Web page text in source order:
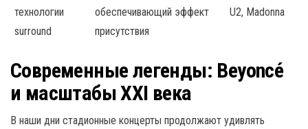
технологии
surround
обеспечивающий эффект
присутствия
U2, Madonna
Современные легенды: Beyoncé
и масштабы XXI века
В наши дни стадионные концерты продолжают удивлять